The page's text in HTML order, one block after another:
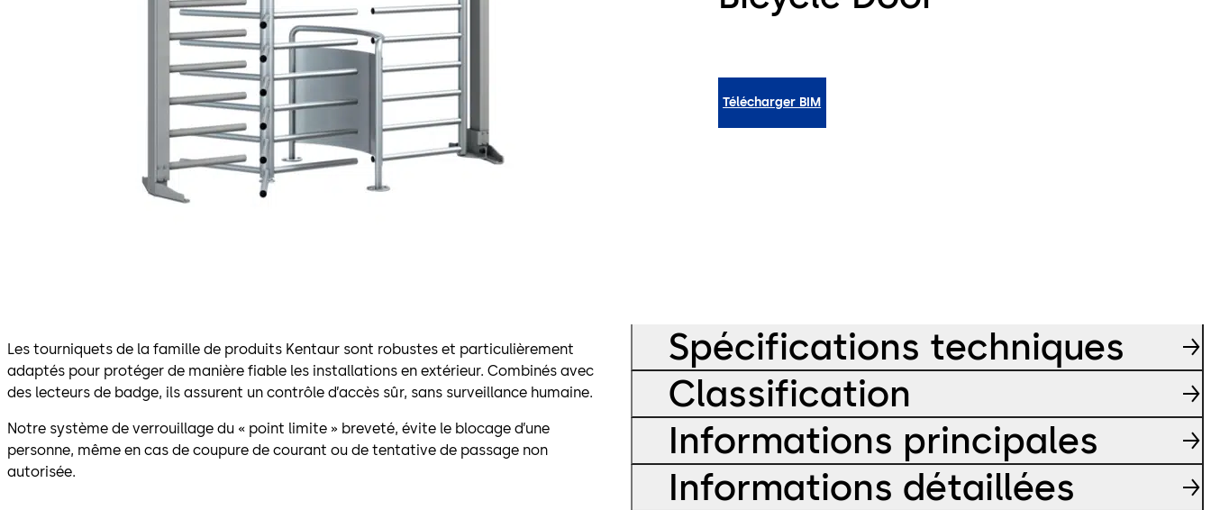
Télécharger BIM
Les tourniquets de la famille de produits Kentaur sont robustes et particulièrement
adaptés pour protéger de manière fiable les installations en extérieur. Combinés avec
des lecteurs de badge, ils assurent un contrôle d’accès sûr, sans surveillance humaine.
Notre système de verrouillage du « point limite » breveté, évite le blocage d’une
personne, même en cas de coupure de courant ou de tentative de passage non
autorisée.
Spécifications techniques
Classification
Informations principales
Informations détaillées